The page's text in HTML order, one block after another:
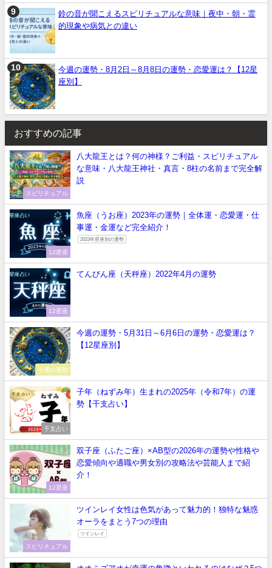
鈴の音が聞こえるスピリチュアルな意味｜夜中・朝・霊
的現象や病気との違い
今週の運勢・8月2日～8月8日の運勢・恋愛運は？【12星
座別】
おすすめの記事
スピリチュアル
八大龍王とは？何の神様？ご利益・スピリチュアル
な意味・八大龍王神社・真言・8柱の名前まで完全解
説
12星座
魚座（うお座）2023年の運勢｜全体運・恋愛運・仕
事運・金運など完全紹介！
2023年星座別の運勢
12星座
てんびん座（天秤座）2022年4月の運勢
今週の運勢
今週の運勢・5月31日～6月6日の運勢・恋愛運は？
【12星座別】
干支占い
子年（ねずみ年）生まれの2025年（令和7年）の運
勢【干支占い】
12星座
双子座（ふたご座）×AB型の2026年の運勢や性格や
恋愛傾向や適職や男女別の攻略法や芸能人まで紹
介！
スピリチュアル
ツインレイ女性は色気があって魅力的！独特な魅惑
オーラをまとう7つの理由
ツインレイ